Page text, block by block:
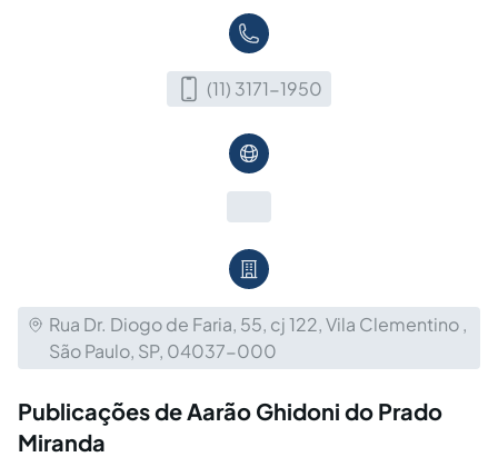
(11) 3171-1950
Rua Dr. Diogo de Faria, 55, cj 122, Vila Clementino ,
São Paulo, SP, 04037-000
Publicações de Aarão Ghidoni do Prado
Miranda